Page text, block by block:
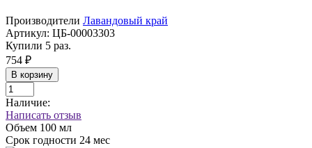
Производители Лавандовый край
Артикул: ЦБ-00003303
Купили 5 раз.
754 ₽
В корзину
Наличие:
Написать отзыв
Объем 100 мл
Срок годности 24 мес